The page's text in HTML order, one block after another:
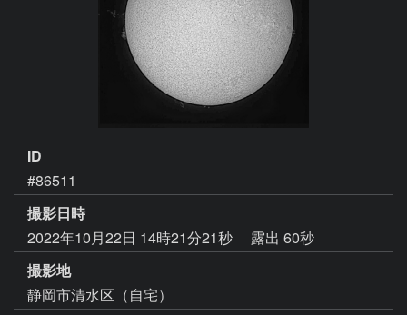
ID
#86511
撮影日時
2022年10月22日 14時21分21秒
露出 60秒
撮影地
静岡市清水区（自宅）